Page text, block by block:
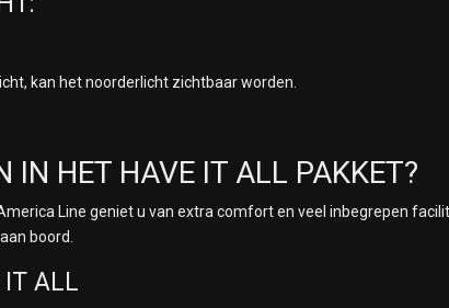
kan het noorderlicht zichtbaar worden.
IN HET HAVE IT ALL PAKKET?
Line geniet u van extra comfort en veel inbegrepen
boord.
IT ALL